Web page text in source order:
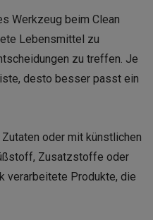
Werkzeug beim Clean
Lebensmittel zu
zu treffen. Je
desto besser passt ein
oder mit künstlichen
Zusatzstoffe oder
verarbeitete Produkte, die